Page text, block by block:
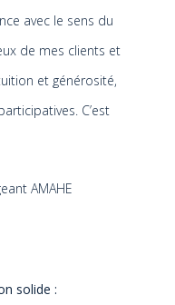
avec le sens du
de mes clients et
et générosité,
C’est
AMAHE
solide :